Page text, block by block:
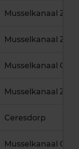
U
V
Musselkanaal Zuid
Musselkanaal Zuid
Musselkanaal
Musselkanaal Zuid
Ceresdorp
Musselkanaal